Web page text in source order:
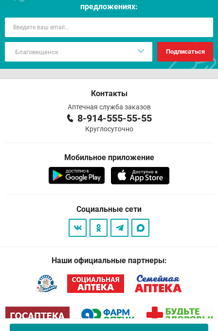
предложениях:
Подписаться
Контакты
Аптечная служба заказов
8-914-555-55-55
Круглосуточно
Мобильное приложение
Социальные сети
Наши официальные партнеры: